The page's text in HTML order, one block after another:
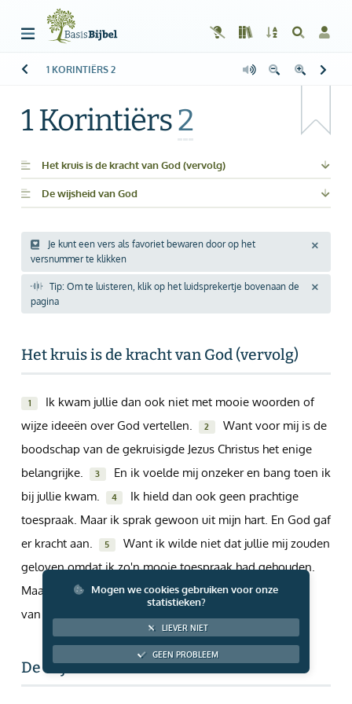
Welkom!
Start
Zoeken
Inloggen
Help
1 KORINTIËRS 2
1 Korintiërs2
Het kruis is de kracht van God (vervolg)
De wijsheid van God
Je kunt een vers als favoriet bewaren door op het
versnummer te klikken
Tip: Om te luisteren, klik op het luidsprekertje bovenaan de
pagina
Het kruis is de kracht van God (vervolg)
1
Ik kwam jullie dan ook niet met mooie woorden of
wijze ideeën over God vertellen.
2
Want voor mij is de
boodschap van de gekruisigde Jezus Christus het enige
belangrijke.
3
En ik voelde mij onzeker en bang toen ik
bij jullie kwam.
4
Ik hield dan ook geen prachtige
toespraak. Maar ik sprak gewoon uit mijn hart. En God gaf
er kracht aan.
5
Want ik wilde niet dat jullie mij zouden
geloven omdat ik zo'n mooie toespraak had gehouden.
Maar ik wilde dat jullie zouden geloven door de kracht
van God.
De wijsheid van God
Mogen we cookies gebruiken voor onze
statistieken?
LIEVER NIET
GEEN PROBLEEM